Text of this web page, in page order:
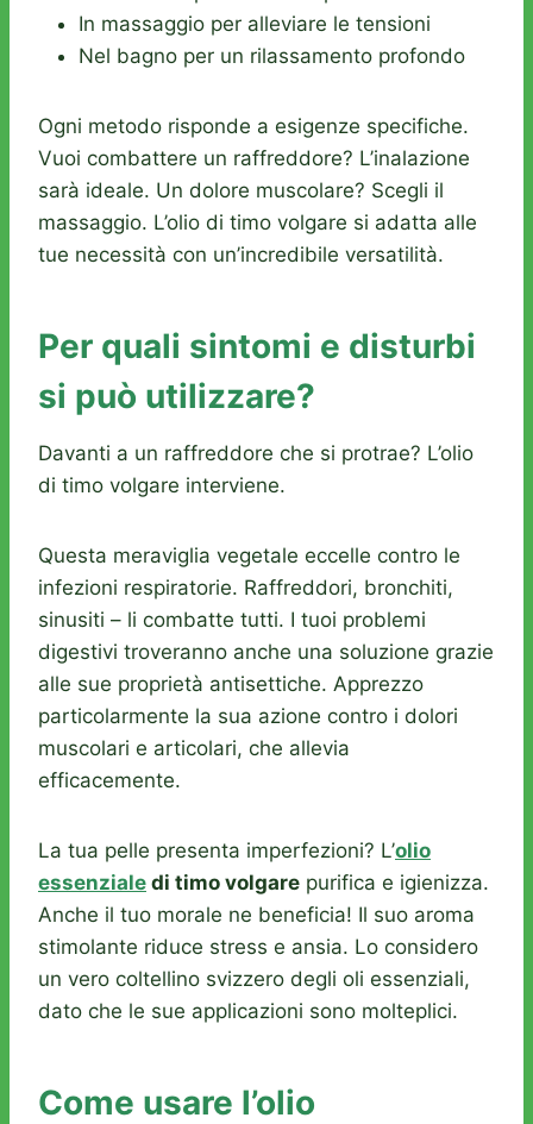
In massaggio per alleviare le tensioni
Nel bagno per un rilassamento profondo
Ogni metodo risponde a esigenze specifiche.
Vuoi combattere un raffreddore? L’inalazione
sarà ideale. Un dolore muscolare? Scegli il
massaggio. L’olio di timo volgare si adatta alle
tue necessità con un’incredibile versatilità.
Per quali sintomi e disturbi
si può utilizzare?
Davanti a un raffreddore che si protrae? L’olio
di timo volgare interviene.
Questa meraviglia vegetale eccelle contro le
infezioni respiratorie. Raffreddori, bronchiti,
sinusiti – li combatte tutti. I tuoi problemi
digestivi troveranno anche una soluzione grazie
alle sue proprietà antisettiche. Apprezzo
particolarmente la sua azione contro i dolori
muscolari e articolari, che allevia
efficacemente.
La tua pelle presenta imperfezioni? L’olio
essenziale di timo volgare purifica e igienizza.
Anche il tuo morale ne beneficia! Il suo aroma
stimolante riduce stress e ansia. Lo considero
un vero coltellino svizzero degli oli essenziali,
dato che le sue applicazioni sono molteplici.
Come usare l’olio